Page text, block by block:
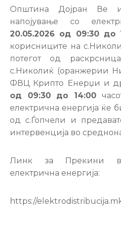
Општина Дојран Ве
напојување со
20.05.2026 од 09:30 до
корисниците на
потегот од
с.Николиќ (оранжерии
ФВЦ Крипто Енерџи и
од 09:30 до 14:00
електрична енергија ќе
од с.Ѓопчели и
интервенција во
Линк за Прекини
електрична енергија:
https://